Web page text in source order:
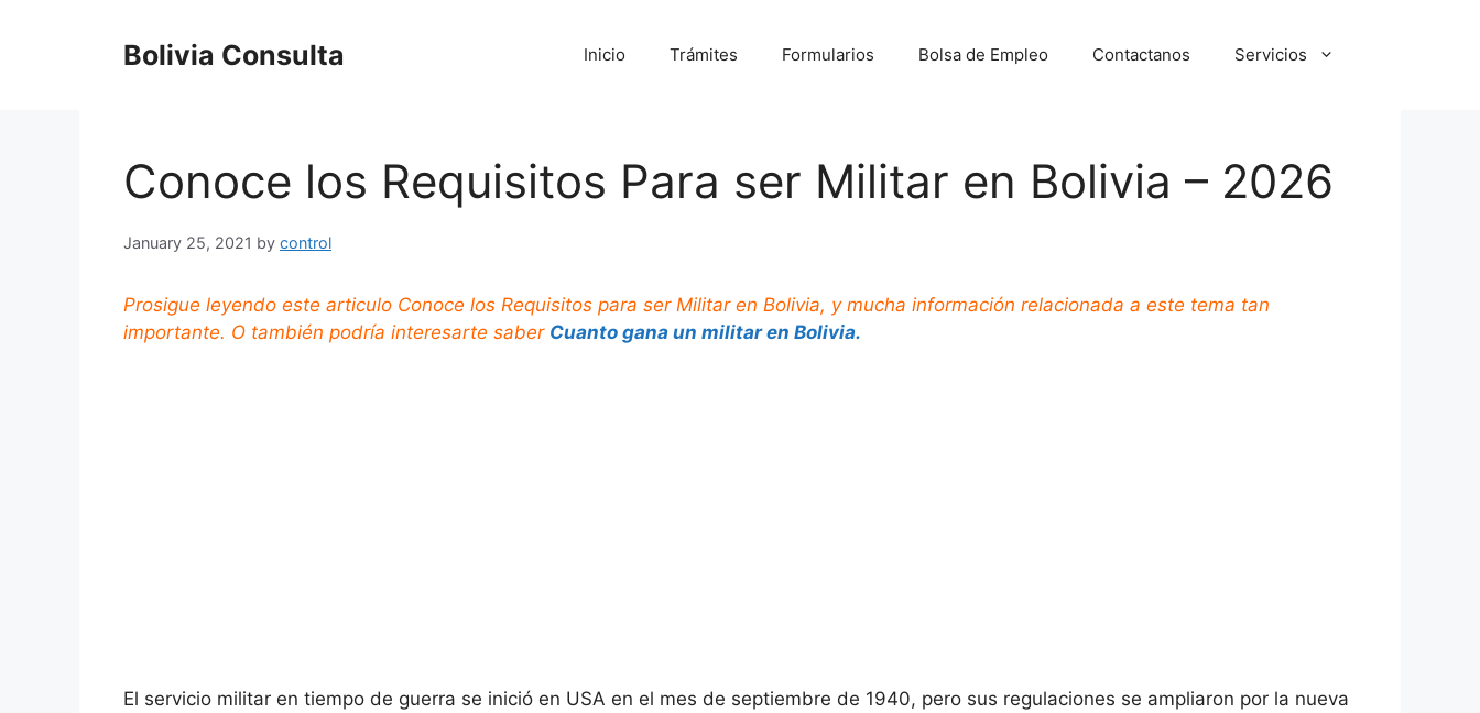
Bolivia Consulta Inicio Trámites Formularios Bolsa de Empleo Contactanos Servicios
Conoce los Requisitos Para ser Militar en Bolivia – 2026
January 25, 2021 by control
Prosigue leyendo este articulo Conoce los Requisitos para ser Militar en Bolivia, y mucha información relacionada a este tema tan
importante. O también podría interesarte saber Cuanto gana un militar en Bolivia.
El servicio militar en tiempo de guerra se inició en USA en el mes de septiembre de 1940, pero sus regulaciones se ampliaron por la nueva